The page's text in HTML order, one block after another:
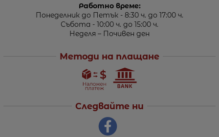
Работно време:
Понеделник до Петък - 8:30 ч. до 17:00 ч.
Събота - 10:00 ч. до 15:00 ч.
Неделя – Почивен ден
Методи на плащане
Следвайте ни